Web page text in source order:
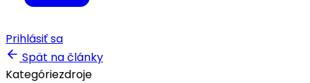
Prihlásiť sa
Spät na články
Kategóriezdroje